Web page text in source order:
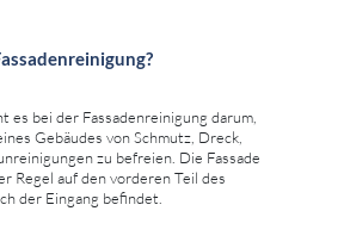
es bei der Fassadenreinigung darum,
Gebäudes von Schmutz, Dreck,
zu befreien. Die Fassade
Regel auf den vorderen Teil des
der Eingang befindet.